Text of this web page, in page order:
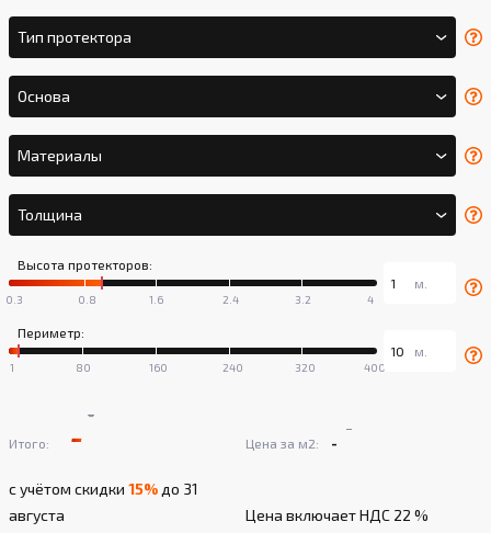
Тип протектора
Основа
Материалы
Толщина
Высота протекторов:
Периметр:
Итого: -
-
с учётом скидки 15%до 31
августа
Цена за м2: -
-
Цена включает НДС 22 %